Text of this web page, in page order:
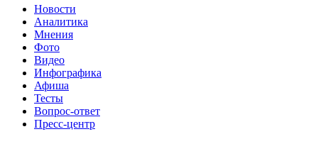
Новости
Аналитика
Мнения
Фото
Видео
Инфографика
Афиша
Тесты
Вопрос-ответ
Пресс-центр